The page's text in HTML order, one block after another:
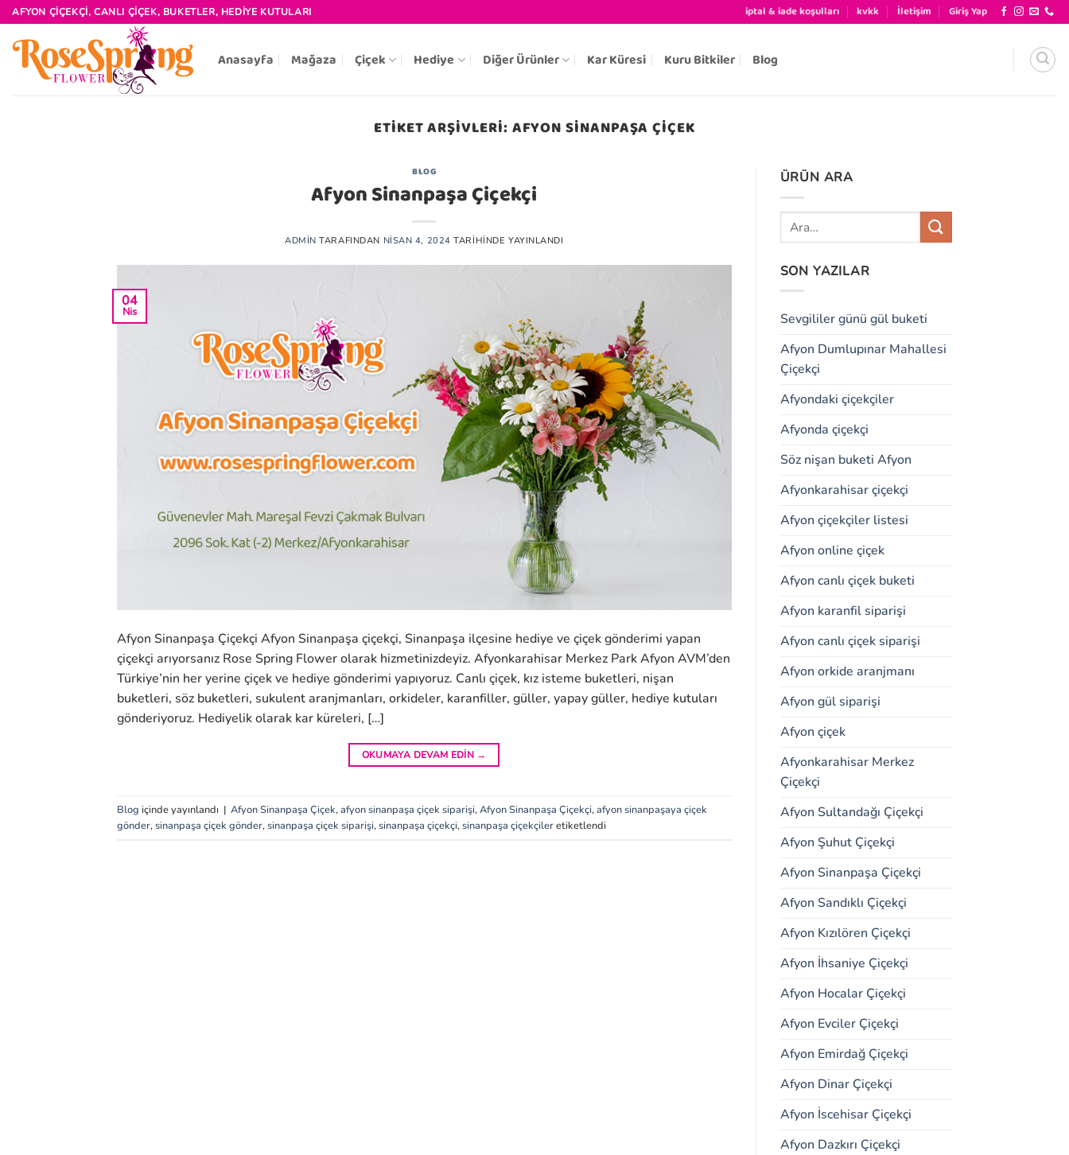
İçeriğe
atla
AFYON ÇIÇEKÇI, CANLI ÇIÇEK, BUKETLER, HEDIYE KUTULARI iptal & iade koşulları kvkk İletişim Giriş Yap
Anasayfa Mağaza Çiçek Hediye Diğer Ürünler Kar Küresi Kuru Bitkiler Blog
ETIKET ARŞIVLERI: AFYON SINANPAŞA ÇIÇEK
BLOG
Afyon Sinanpaşa Çiçekçi
ADMIN TARAFINDAN NISAN 4, 2024 TARIHINDE YAYINLANDI
04
Nis
Afyon Sinanpaşa Çiçekçi Afyon Sinanpaşa çiçekçi, Sinanpaşa ilçesine hediye ve çiçek gönderimi yapan
çiçekçi arıyorsanız Rose Spring Flower olarak hizmetinizdeyiz. Afyonkarahisar Merkez Park Afyon AVM’den
Türkiye’nin her yerine çiçek ve hediye gönderimi yapıyoruz. Canlı çiçek, kız isteme buketleri, nişan
buketleri, söz buketleri, sukulent aranjmanları, orkideler, karanfiller, güller, yapay güller, hediye kutuları
gönderiyoruz. Hediyelik olarak kar küreleri, […]
OKUMAYA DEVAM EDIN →
Blog içinde yayınlandı | Afyon Sinanpaşa Çiçek,afyon sinanpaşa çiçek siparişi,Afyon Sinanpaşa Çiçekçi,afyon sinanpaşaya çiçek
gönder,sinanpaşa çiçek gönder,sinanpaşa çiçek siparişi,sinanpaşa çiçekçi,sinanpaşa çiçekçileretiketlendi
ÜRÜN ARA
SON YAZILAR
Sevgililer günü gül buketi
Afyon Dumlupınar Mahallesi
Çiçekçi
Afyondaki çiçekçiler
Afyonda çiçekçi
Söz nişan buketi Afyon
Afyonkarahisar çiçekçi
Afyon çiçekçiler listesi
Afyon online çiçek
Afyon canlı çiçek buketi
Afyon karanfil siparişi
Afyon canlı çiçek siparişi
Afyon orkide aranjmanı
Afyon gül siparişi
Afyon çiçek
Afyonkarahisar Merkez
Çiçekçi
Afyon Sultandağı Çiçekçi
Afyon Şuhut Çiçekçi
Afyon Sinanpaşa Çiçekçi
Afyon Sandıklı Çiçekçi
Afyon Kızılören Çiçekçi
Afyon İhsaniye Çiçekçi
Afyon Hocalar Çiçekçi
Afyon Evciler Çiçekçi
Afyon Emirdağ Çiçekçi
Afyon Dinar Çiçekçi
Afyon İscehisar Çiçekçi
Afyon Dazkırı Çiçekçi